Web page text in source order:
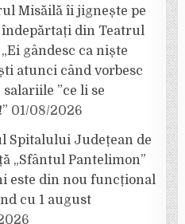
Misăilă îi jignește pe
din Teatrul
gândesc ca niște
atunci când vorbesc
salariile ”ce li se
01/08/2026
Spitalului Județean de
„Sfântul Pantelimon”
este din nou funcțional
cu 1 august